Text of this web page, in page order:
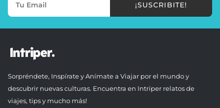
¡SUSCRIBITE!
Sorpréndete, Inspírate y Anímate a Viajar por el mundo y
descubrir nuevas culturas. Encuentra en Intriper relatos de
viajes, tips y mucho más!